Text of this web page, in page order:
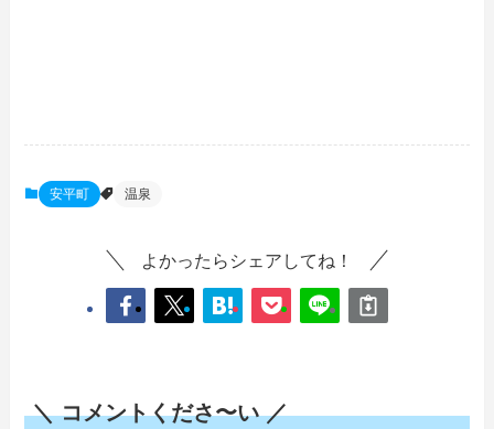
安平町 温泉
よかったらシェアしてね！
＼ コメントくださ〜い ／